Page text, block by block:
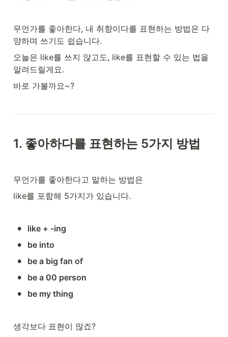
무언가를 좋아한다, 내 취향이다를 표현하는 방법은 다
양하며 쓰기도 쉽습니다.
오늘은 like를 쓰지 않고도, like를 표현할 수 있는 법을
알려드릴게요.
바로 가볼까요~?
1. 좋아하다를 표현하는 5가지 방법
무언가를 좋아한다고 말하는 방법은
like를 포함해 5가지가 있습니다.
• like + -ing
• be into
• be a big fan of
• be a 00 person
• be my thing
생각보다 표현이 많죠?